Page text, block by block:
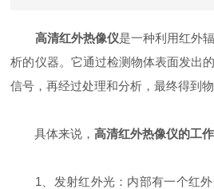
高清红外热像仪是一种利用红外
析的仪器。它通过检测物体表面发出
信号，再经过处理和分析，最终得到
具体来说，高清红外热像仪的工
1、发射红外光：内部有一个红外